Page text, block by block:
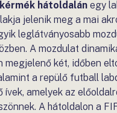
hátoldalán egy
jelenik meg a mai
leglátványosabb
A mozdulat
megjelenő két, időben
a repülő futball
ívek, amelyek az
A hátoldalon a